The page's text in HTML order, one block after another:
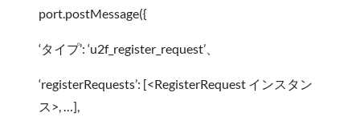
port.postMessage({
‘タイプ’: ‘u2f_register_request’、
‘registerRequests’: [<RegisterRequest インスタン
ス>, …],